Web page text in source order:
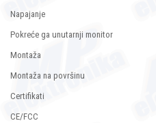
Napajanje
Pokreće ga unutarnji monitor
Montaža
Montaža na površinu
Certifikati
CE/FCC